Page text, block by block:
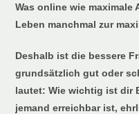
Was online wie maximale
Leben manchmal zur
Deshalb ist die bessere
grundsätzlich gut oder
lautet: Wie wichtig ist dir
jemand erreichbar ist,